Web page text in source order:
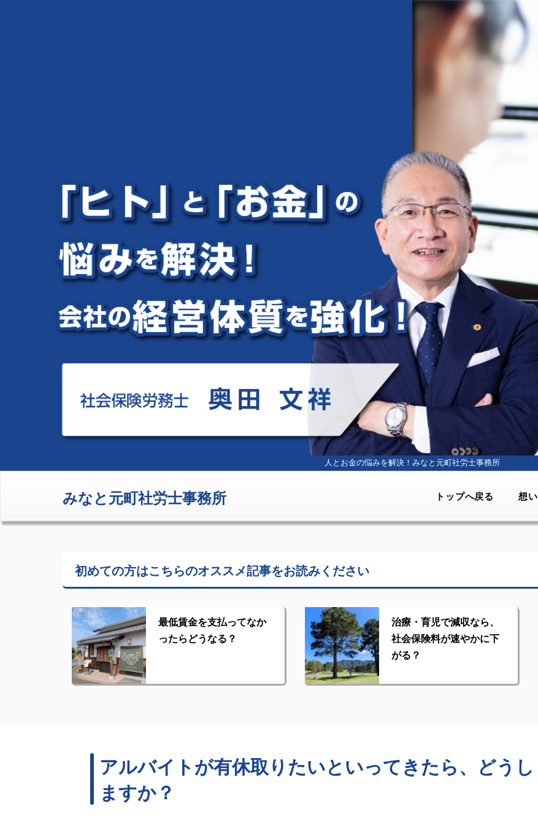
人とお金の悩みを解決！ みなと元町社労士事務所
みなと元町社労士事務所 トップへ戻る 想い
初めての方はこちらのオススメ記事をお読みください
最低賃金を支払ってなか
ったらどうなる？
治療・育児で減収なら、
社会保険料が速やかに下
がる？
アルバイトが有休取りたいといってきたら、どうし
ますか？